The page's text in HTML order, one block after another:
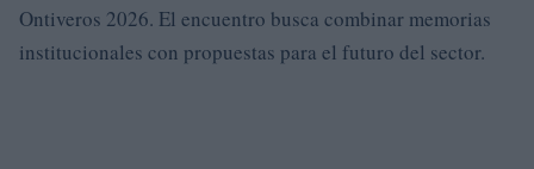
Ontiveros 2026. El encuentro busca combinar memorias
institucionales con propuestas para el futuro del sector.